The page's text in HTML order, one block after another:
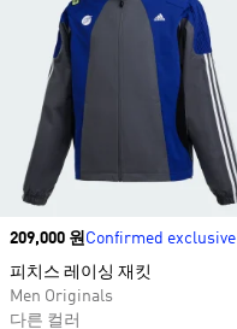
Price
209,000 원Confirmed exclusive
피치스 레이싱 재킷​
Men Originals
다른 컬러